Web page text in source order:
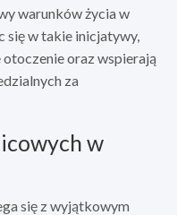
warunków życia w
się w takie inicjatywy,
otoczenie oraz wspierają
za
w
się z wyjątkowym